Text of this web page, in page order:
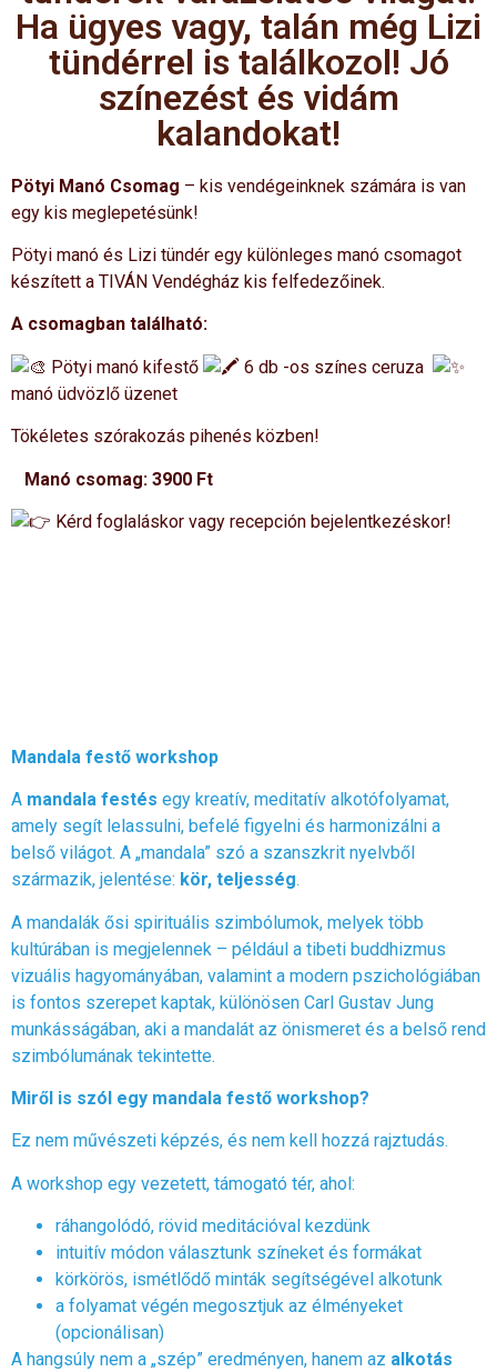
Ha ügyes vagy, talán még Lizi
tündérrel is találkozol! Jó
színezést és vidám
kalandokat!
Pötyi Manó Csomag – kis vendégeinknek számára is van
egy kis meglepetésünk!
Pötyi manó és Lizi tündér egy különleges manó csomagot
készített a TIVÁN Vendégház kis felfedezőinek.
A csomagban található:
Pötyi manó kifestő
6 db -os színes ceruza
manó üdvözlő üzenet
Tökéletes szórakozás pihenés közben!
Manó csomag: 3900 Ft
Kérd foglaláskor vagy recepción bejelentkezéskor!
Mandala festő workshop
A mandala festés egy kreatív, meditatív alkotófolyamat,
amely segít lelassulni, befelé figyelni és harmonizálni a
belső világot. A „mandala” szó a szanszkrit nyelvből
származik, jelentése: kör, teljesség.
A mandalák ősi spirituális szimbólumok, melyek több
kultúrában is megjelennek – például a tibeti buddhizmus
vizuális hagyományában, valamint a modern pszichológiában
is fontos szerepet kaptak, különösen Carl Gustav Jung
munkásságában, aki a mandalát az önismeret és a belső rend
szimbólumának tekintette.
Miről is szól egy mandala festő workshop?
Ez nem művészeti képzés, és nem kell hozzá rajztudás.
A workshop egy vezetett, támogató tér, ahol:
ráhangolódó, rövid meditációval kezdünk
intuitív módon választunk színeket és formákat
körkörös, ismétlődő minták segítségével alkotunk
a folyamat végén megosztjuk az élményeket
(opcionálisan)
A hangsúly nem a „szép” eredményen, hanem az alkotás